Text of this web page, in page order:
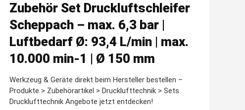
Zubehör Set Druckluftschleifer
Scheppach – max. 6,3 bar |
Luftbedarf Ø: 93,4 L/min | max.
10.000 min-1 | Ø 150 mm
Werkzeug & Geräte direkt beim Hersteller bestellen –
Produkte > Zubehörartikel > Drucklufttechnik > Sets
Drucklufttechnik Angebote jetzt entdecken!